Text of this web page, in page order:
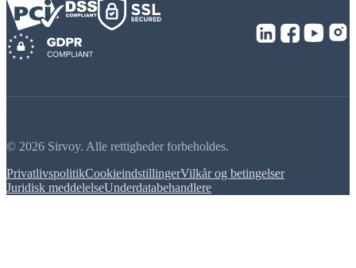
© 2026 Sirvoy. Alle rettigheder forbeholdes.
PrivatlivspolitikCookieindstillingerVilkår og betingelser
Juridisk meddelelseUnderdatabehandlere